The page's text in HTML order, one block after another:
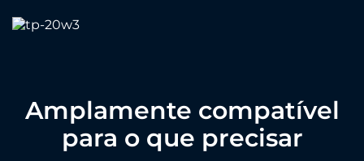
Amplamente compatível
para o que precisar